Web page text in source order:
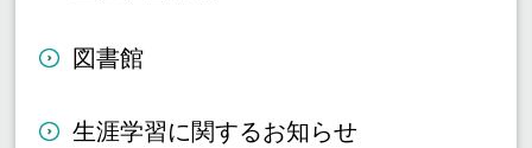
図書館
生涯学習に関するお知らせ